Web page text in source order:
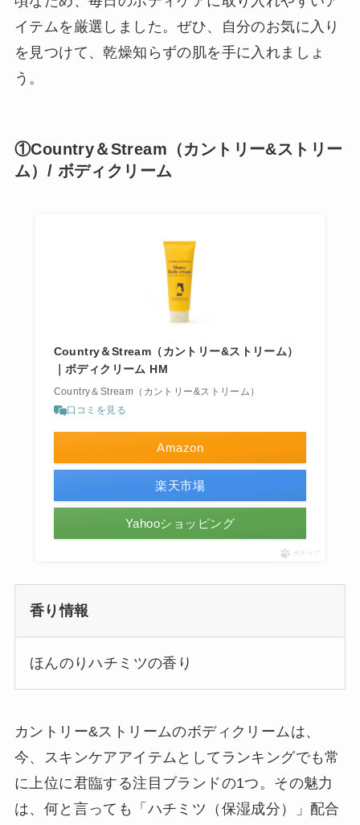
イテムを厳選しました。ぜひ、自分のお気に入り
を見つけて、乾燥知らずの肌を手に入れましょ
う。
①Country＆Stream（カントリー&ストリー
ム）/ ボディクリーム
Country＆Stream（カントリー&ストリーム）
｜ボディクリーム HM
Country＆Stream（カントリー&ストリーム）
口コミを見る
Amazon
楽天市場
Yahooショッピング
ポチップ
香り情報
ほんのりハチミツの香り
カントリー&ストリームのボディクリームは、
今、スキンケアアイテムとしてランキングでも常
に上位に君臨する注目ブランドの1つ。その魅力
は、何と言っても「ハチミツ（保湿成分）」配合